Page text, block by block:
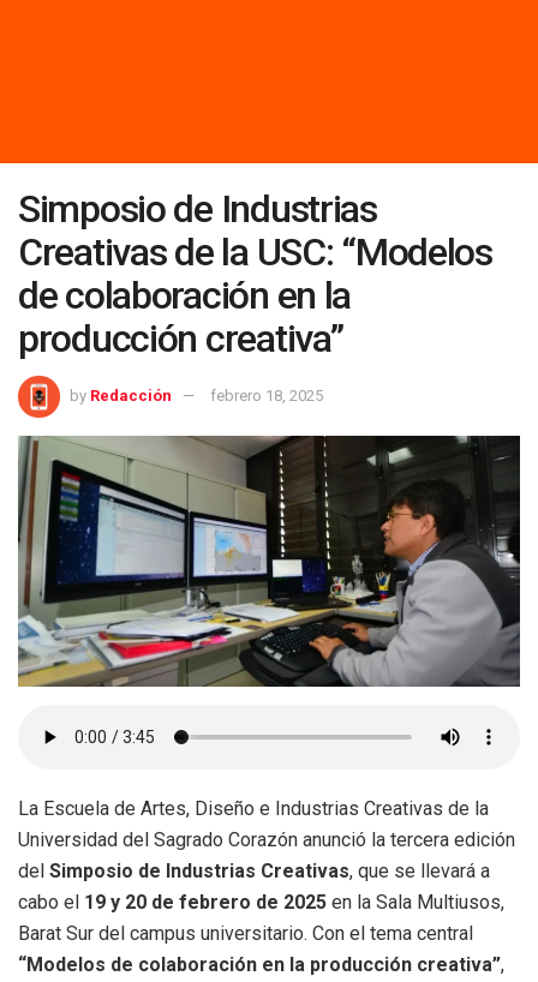
Simposio de Industrias
Creativas de la USC: “Modelos
de colaboración en la
producción creativa”
by Redacción febrero 18, 2025
La Escuela de Artes, Diseño e Industrias Creativas de la
Universidad del Sagrado Corazón anunció la tercera edición
del Simposio de Industrias Creativas, que se llevará a
cabo el 19 y 20 de febrero de 2025 en la Sala Multiusos,
Barat Sur del campus universitario. Con el tema central
“Modelos de colaboración en la producción creativa”,